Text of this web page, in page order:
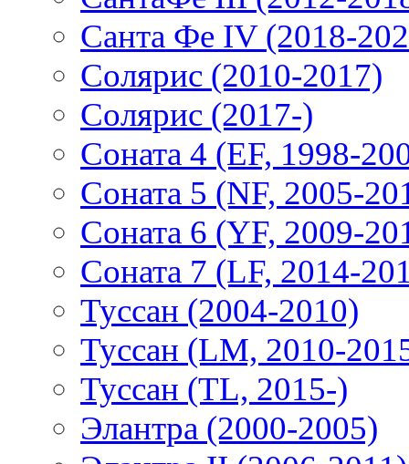
Санта Фе IV (2018-
Солярис (2010-2017)
Солярис (2017-)
Соната 4 (EF, 1998-
Соната 5 (NF, 2005-
Соната 6 (YF, 2009-
Соната 7 (LF, 2014-
Туссан (2004-2010)
Туссан (LM, 2010-
Туссан (TL, 2015-)
Элантра (2000-2005)